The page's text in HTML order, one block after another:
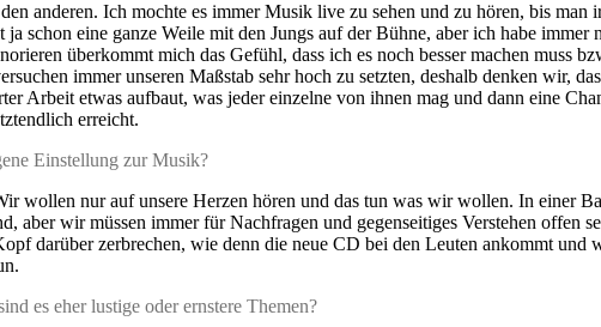
anderen. Ich mochte es immer Musik live zu sehen und zu hören, bis
schon eine ganze Weile mit den Jungs auf der Bühne, aber ich habe
überkommt mich das Gefühl, dass ich es noch besser machen muss
immer unseren Maßstab sehr hoch zu setzten, deshalb denken wir,
Arbeit etwas aufbaut, was jeder einzelne von ihnen mag und dann eine
erreicht.
Einstellung zur Musik?
wollen nur auf unsere Herzen hören und das tun was wir wollen. In einer
aber wir müssen immer für Nachfragen und gegenseitiges Verstehen offen
darüber zerbrechen, wie denn die neue CD bei den Leuten ankommt und
es eher lustige oder ernstere Themen?